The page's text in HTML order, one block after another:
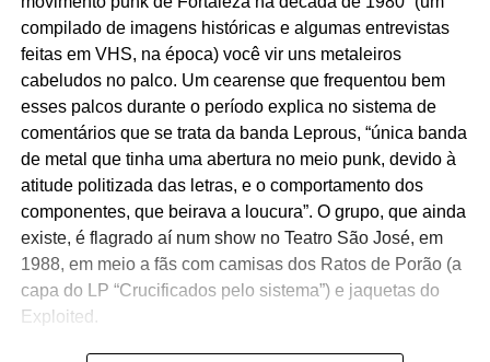
compilado de imagens históricas e algumas entrevistas
feitas em VHS, na época) você vir uns metaleiros
cabeludos no palco. Um cearense que frequentou bem
esses palcos durante o período explica no sistema de
comentários que se trata da banda Leprous, “única banda
de metal que tinha uma abertura no meio punk, devido à
atitude politizada das letras, e o comportamento dos
componentes, que beirava a loucura”. O grupo, que ainda
existe, é flagrado aí num show no Teatro São José, em
1988, em meio a fãs com camisas dos Ratos de Porão (a
capa do LP “Crucificados pelo sistema”) e jaquetas do
Exploited.